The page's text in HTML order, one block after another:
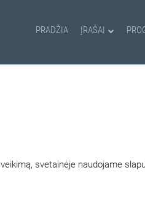
PRADŽIA ĮRAŠAI
svetainėje naudojame